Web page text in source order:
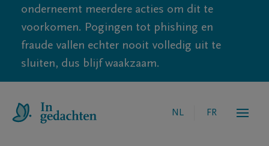
onderneemt meerdere acties om dit te
voorkomen. Pogingen tot phishing en
fraude vallen echter nooit volledig uit te
sluiten, dus blijf waakzaam.
NL FR